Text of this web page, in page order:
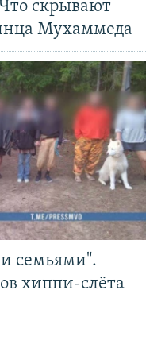
скрывают
Мухаммеда
семьями".
хиппи-слёта